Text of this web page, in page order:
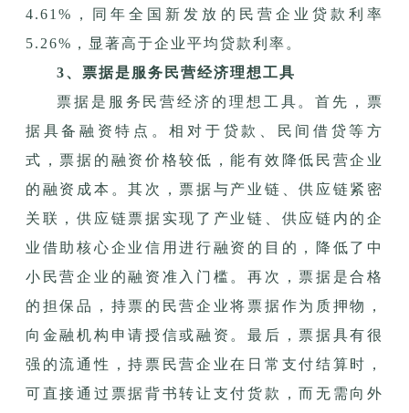
4.61%，同年全国新发放的民营企业贷款利率
5.26%，显著高于企业平均贷款利率。
3、票据是服务民营经济理想工具
票据是服务民营经济的理想工具。首先，票
据具备融资特点。相对于贷款、民间借贷等方
式，票据的融资价格较低，能有效降低民营企业
的融资成本。其次，票据与产业链、供应链紧密
关联，供应链票据实现了产业链、供应链内的企
业借助核心企业信用进行融资的目的，降低了中
小民营企业的融资准入门槛。再次，票据是合格
的担保品，持票的民营企业将票据作为质押物，
向金融机构申请授信或融资。最后，票据具有很
强的流通性，持票民营企业在日常支付结算时，
可直接通过票据背书转让支付货款，而无需向外